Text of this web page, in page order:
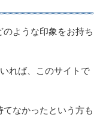
ような印象をお持ち
れば、このサイトで
なかったという方も